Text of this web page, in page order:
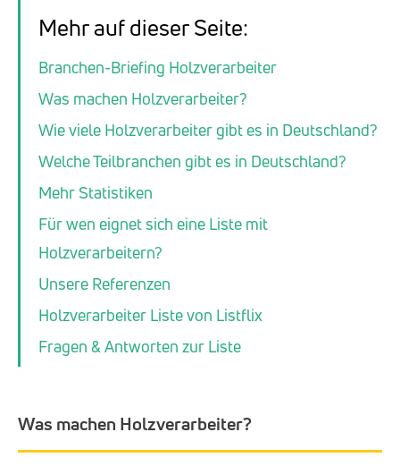
Mehr auf dieser Seite:
Branchen-Briefing Holzverarbeiter
Was machen Holzverarbeiter?
Wie viele Holzverarbeiter gibt es in Deutschland?
Welche Teilbranchen gibt es in Deutschland?
Mehr Statistiken
Für wen eignet sich eine Liste mit
Holzverarbeitern?
Unsere Referenzen
Holzverarbeiter Liste von Listflix
Fragen & Antworten zur Liste
Was machen Holzverarbeiter?